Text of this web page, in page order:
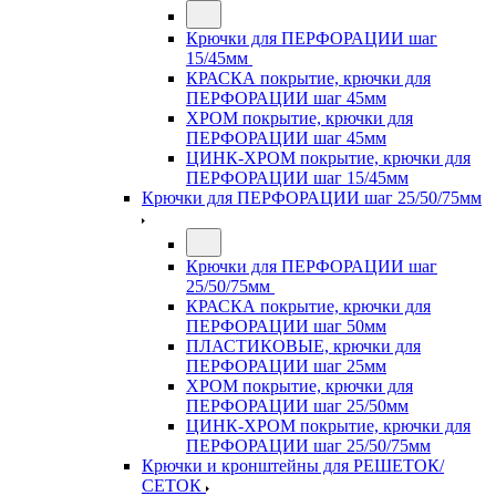
Крючки для ПЕРФОРАЦИИ шаг
15/45мм
КРАСКА покрытие, крючки для
ПЕРФОРАЦИИ шаг 45мм
ХРОМ покрытие, крючки для
ПЕРФОРАЦИИ шаг 45мм
ЦИНК-ХРОМ покрытие, крючки для
ПЕРФОРАЦИИ шаг 15/45мм
Крючки для ПЕРФОРАЦИИ шаг 25/50/75мм
Крючки для ПЕРФОРАЦИИ шаг
25/50/75мм
КРАСКА покрытие, крючки для
ПЕРФОРАЦИИ шаг 50мм
ПЛАСТИКОВЫЕ, крючки для
ПЕРФОРАЦИИ шаг 25мм
ХРОМ покрытие, крючки для
ПЕРФОРАЦИИ шаг 25/50мм
ЦИНК-ХРОМ покрытие, крючки для
ПЕРФОРАЦИИ шаг 25/50/75мм
Крючки и кронштейны для РЕШЕТОК/
СЕТОК